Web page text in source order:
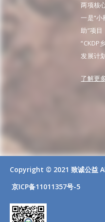
两项核
一是“小
助”项目
“CKDP
发展计划
了解更
Copyright © 2021 致诚公益
京ICP备11011357号-5